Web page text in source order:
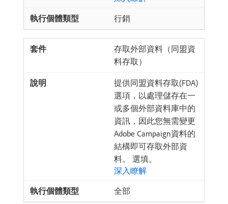
行銷
存取外部資料（同盟資
料存取）
提供同盟資料存取(FDA)
選項，以處理儲存在一
或多個外部資料庫中的
資訊，因此您無需變更
Adobe Campaign資料的
結構即可存取外部資
料。 選填。
深入瞭解
全部